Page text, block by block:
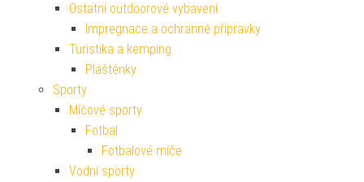
Ostatní outdoorové vybavení
Impregnace a ochranné přípravky
Turistika a kemping
Pláštěnky
Sporty
Míčové sporty
Fotbal
Fotbalové míče
Vodní sporty